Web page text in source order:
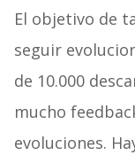
El objetivo de
seguir
de 10.000
mucho
evoluciones.